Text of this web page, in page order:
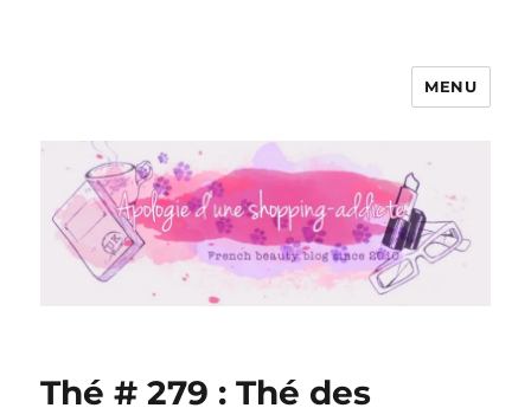
Apologie d'une Shopping-addicte
MENU
Thé # 279 : Thé des